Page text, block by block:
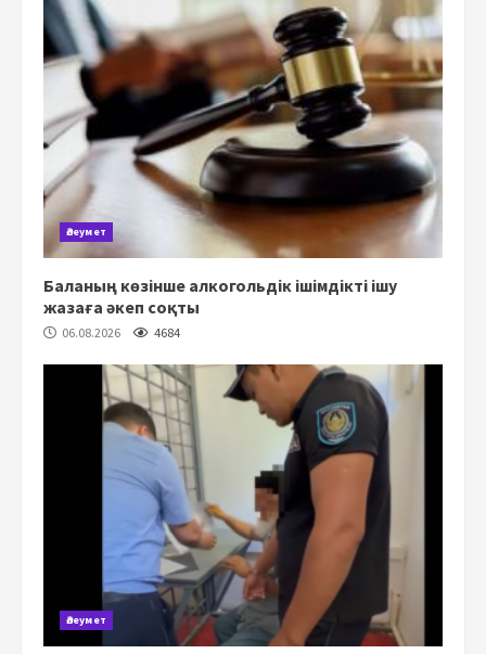
Әлеумет
Баланың көзінше алкогольдік ішімдікті ішу
жазаға әкеп соқты
06.08.2026 4684
Әлеумет